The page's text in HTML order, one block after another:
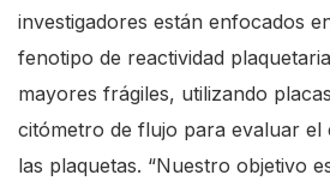
investigadores están enfocados
fenotipo de reactividad
mayores frágiles, utilizando
citómetro de flujo para evaluar el
las plaquetas. “Nuestro objetivo